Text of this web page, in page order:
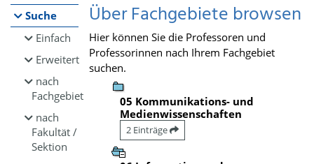
Suche
Einfach
Erweitert
nach
Fachgebiet
nach
Fakultät /
Sektion
Über Fachgebiete browsen
Hier können Sie die Professoren und
Professorinnen nach Ihrem Fachgebiet
suchen.
05 Kommunikations- und
Medienwissenschaften
2 Einträge